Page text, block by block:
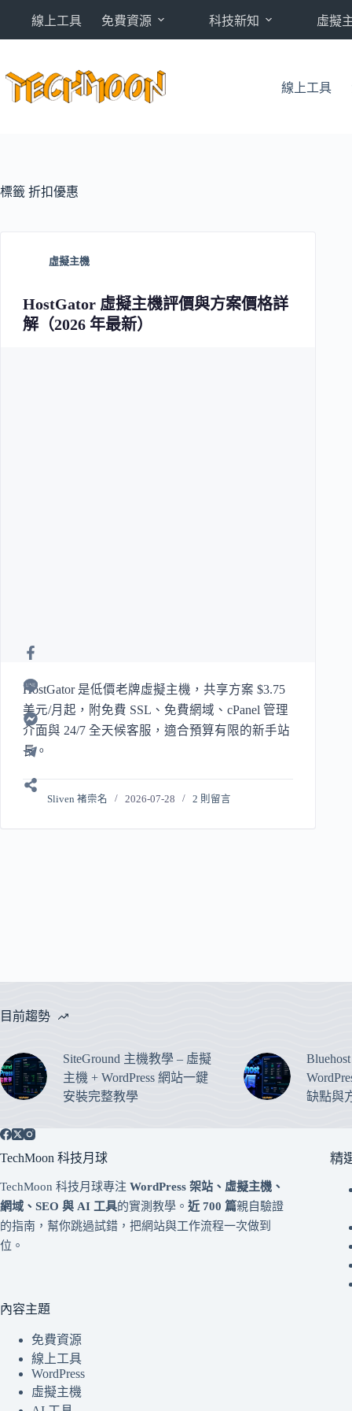
內
線上工具 免費資源 科技新知 虛擬
線上工具
標籤 折扣優惠
虛擬主機
HostGator 虛擬主機評價與方案價格詳
解（2026 年最新）
HostGator 是低價老牌虛擬主機，共享方案 $3.75
美元/月起，附免費 SSL、免費網域、cPanel 管理
介面與 24/7 全天候客服，適合預算有限的新手站
長。
Sliven 褚崇名 2026-07-28 2 則留言
目前趨勢
SiteGround 主機教學 – 虛擬
主機 + WordPress 網站一鍵
安裝完整教學
缺點與
TechMoon 科技月球
TechMoon 科技月球專注 WordPress 架站、虛擬主機、
網域、SEO 與 AI 工具的實測教學。 近 700 篇親自驗證
的指南，幫你跳過試錯，把網站與工作流程一次做到
位。
內容主題
免費資源
線上工具
WordPress
虛擬主機
精